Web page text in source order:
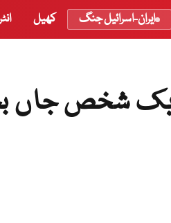
ایران-اسرائیل جنگ کھیل
ایک شخص جاں